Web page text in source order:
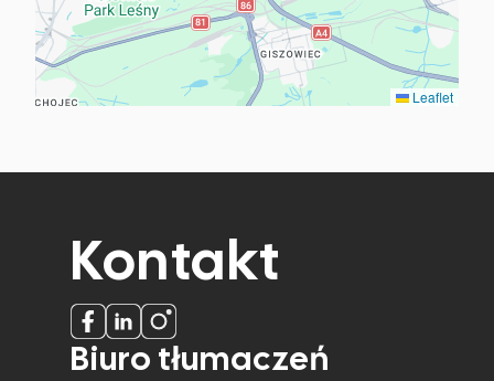
Leaflet
Kontakt
Biuro tłumaczeń